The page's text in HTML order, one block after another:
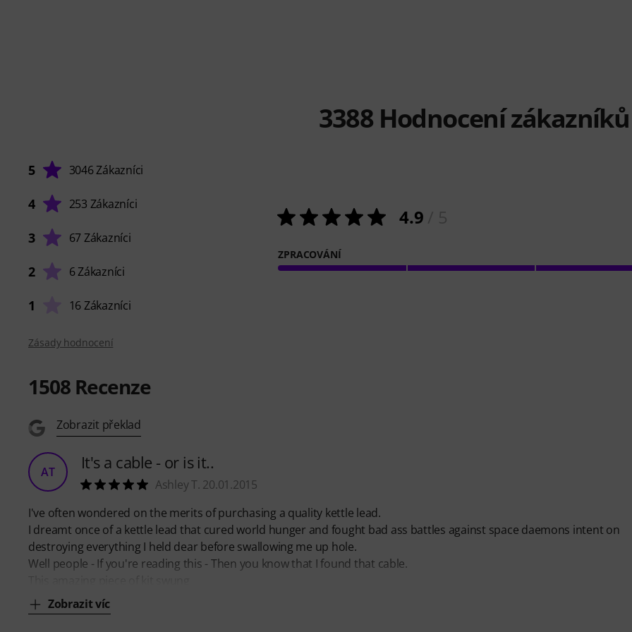
3388 Hodnocení zákazníků
5 3046 Zákazníci
4 253 Zákazníci
3 67 Zákazníci
2 6 Zákazníci
1 16 Zákazníci
4.9
ZPRACOVÁNÍ
Zásady hodnocení
1508 Recenze
Zobrazit překlad
AT It's a cable - or is it..
Ashley T. 20.01.2015
I've often wondered on the merits of purchasing a quality kettle lead.
I dreamt once of a kettle lead that cured world hunger and fought bad ass battles against space daemons intent on
destroying everything I held dear before swallowing me up hole.
Well people - If you're reading this - Then you know that I found that cable.
Zobrazit víc